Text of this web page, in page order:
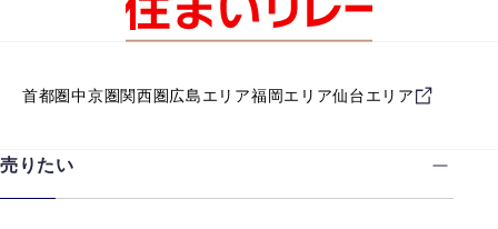
首都圏中京圏関西圏広島エリア福岡エリア仙台エリア
売りたい